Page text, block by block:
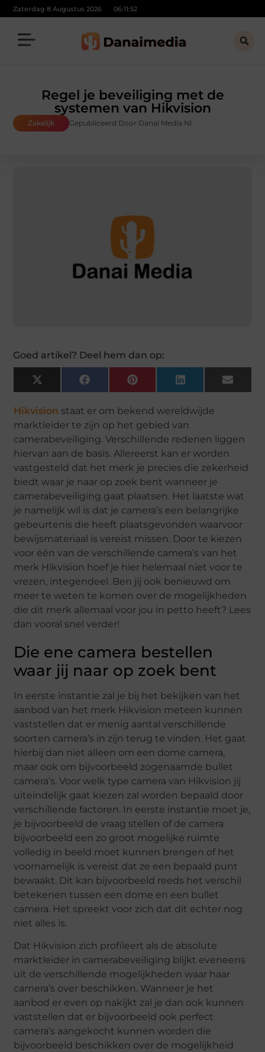
Zaterdag 8 Augustus 2026 06:11:53
Regel je beveiliging met de
systemen van Hikvision
Zakelijk Gepubliceerd Door Danai Media.nl
Goed artikel? Deel hem dan op:
X
(Twitter)
FacebookPinterest LinkedIn Email
Hikvision staat er om bekend wereldwijde
marktleider te zijn op het gebied van
camerabeveiliging. Verschillende redenen liggen
hiervan aan de basis. Allereerst kan er worden
vastgesteld dat het merk je precies die zekerheid
biedt waar je naar op zoek bent wanneer je
camerabeveiliging gaat plaatsen. Het laatste wat
je namelijk wil is dat je camera’s een belangrijke
gebeurtenis die heeft plaatsgevonden waarvoor
bewijsmateriaal is vereist missen. Door te kiezen
voor één van de verschillende camera’s van het
merk Hikvision hoef je hier helemaal niet voor te
vrezen, integendeel. Ben jij ook benieuwd om
meer te weten te komen over de mogelijkheden
die dit merk allemaal voor jou in petto heeft? Lees
dan vooral snel verder!
Die ene camera bestellen
waar jij naar op zoek bent
In eerste instantie zal je bij het bekijken van het
aanbod van het merk Hikvision meteen kunnen
vaststellen dat er menig aantal verschillende
soorten camera’s in zijn terug te vinden. Het gaat
hierbij dan niet alleen om een dome camera,
maar ook om bijvoorbeeld zogenaamde bullet
camera’s. Voor welk type camera van Hikvision jij
uiteindelijk gaat kiezen zal worden bepaald door
verschillende factoren. In eerste instantie moet je,
je bijvoorbeeld de vraag stellen of de camera
bijvoorbeeld een zo groot mogelijke ruimte
volledig in beeld moet kunnen brengen of het
voornamelijk is vereist dat ze een bepaald punt
bewaakt. Dit kan bijvoorbeeld reeds het verschil
betekenen tussen een dome en een bullet
camera. Het spreekt voor zich dat dit echter nog
niet alles is.
Dat Hikvision zich profileert als de absolute
marktleider in camerabeveiliging blijkt eveneens
uit de verschillende mogelijkheden waar haar
camera’s over beschikken. Wanneer je het
aanbod er even op nakijkt zal je dan ook kunnen
vaststellen dat er bijvoorbeeld ook perfect
camera’s aangekocht kunnen worden die
bijvoorbeeld beschikken over de mogelijkheid